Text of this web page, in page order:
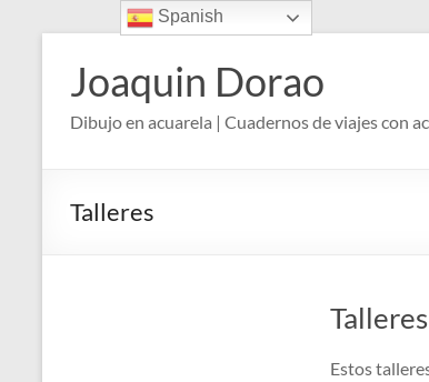
contenido
Joaquin Dorao
Dibujo en acuarela | Cuadernos de viajes con
Talleres
Estos
Spanish